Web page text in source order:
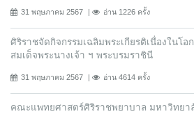
31 พฤษภาคม 2567 อ่าน 1226 ครั้ง
ศิริราชจัดกิจกรรมเฉลิมพระเกียรติเนื่องในโ
สมเด็จพระนางเจ้า ฯ พระบรมราชินี
31 พฤษภาคม 2567 อ่าน 4614 ครั้ง
คณะแพทยศาสตร์ศิริราชพยาบาล มหาวิทยา